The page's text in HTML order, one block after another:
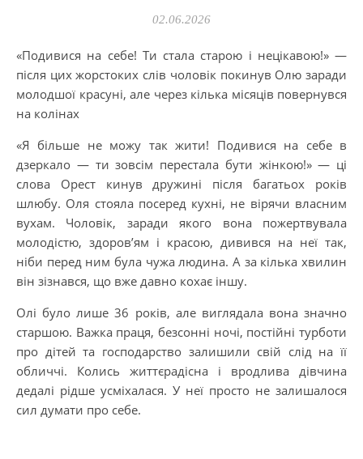
02.06.2026
«Подивися на себе! Ти стала старою і нецікавою!» —
після цих жорстоких слів чоловік покинув Олю заради
молодшої красуні, але через кілька місяців повернувся
на колінах
«Я більше не можу так жити! Подивися на себе в
дзеркало — ти зовсім перестала бути жінкою!» — ці
слова Орест кинув дружині після багатьох років
шлюбу. Оля стояла посеред кухні, не вірячи власним
вухам. Чоловік, заради якого вона пожертвувала
молодістю, здоров’ям і красою, дивився на неї так,
ніби перед ним була чужа людина. А за кілька хвилин
він зізнався, що вже давно кохає іншу.
Олі було лише 36 років, але виглядала вона значно
старшою. Важка праця, безсонні ночі, постійні турботи
про дітей та господарство залишили свій слід на її
обличчі. Колись життєрадісна і вродлива дівчина
дедалі рідше усміхалася. У неї просто не залишалося
сил думати про себе.